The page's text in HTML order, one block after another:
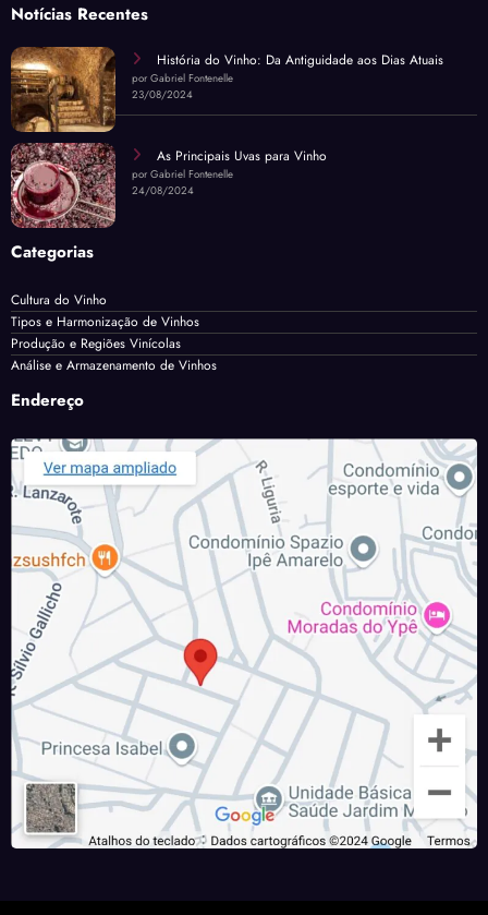
Notícias Recentes
História do Vinho: Da Antiguidade aos Dias Atuais
por Gabriel Fontenelle
23/08/2024
As Principais Uvas para Vinho
por Gabriel Fontenelle
24/08/2024
Categorias
Cultura do Vinho
Tipos e Harmonização de Vinhos
Produção e Regiões Vinícolas
Análise e Armazenamento de Vinhos
Endereço